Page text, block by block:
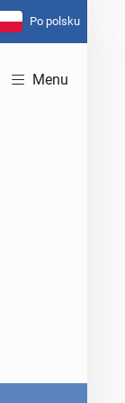
Po polsku
Menu